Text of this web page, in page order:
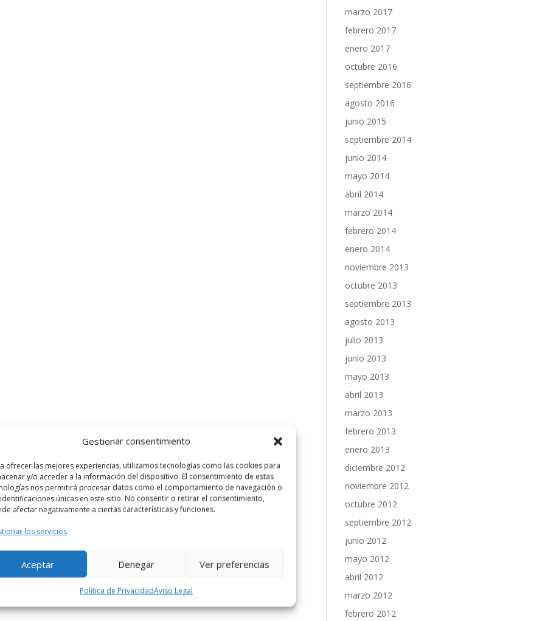
Gestionar consentimiento
ofrecer las mejores experiencias, utilizamos tecnologías como las cookies para
y/o acceder a la información del dispositivo. El consentimiento de estas
nos permitirá procesar datos como el comportamiento de navegación o
únicas en este sitio. No consentir o retirar el consentimiento,
afectar negativamente a ciertas características y funciones.
los servicios
Aceptar Denegar Ver preferencias
Política de PrivacidadAviso Legal
marzo 2017
febrero 2017
enero 2017
octubre 2016
septiembre 2016
agosto 2016
junio 2015
septiembre 2014
junio 2014
mayo 2014
abril 2014
marzo 2014
febrero 2014
enero 2014
noviembre 2013
octubre 2013
septiembre 2013
agosto 2013
julio 2013
junio 2013
mayo 2013
abril 2013
marzo 2013
febrero 2013
enero 2013
diciembre 2012
noviembre 2012
octubre 2012
septiembre 2012
junio 2012
mayo 2012
abril 2012
marzo 2012
febrero 2012